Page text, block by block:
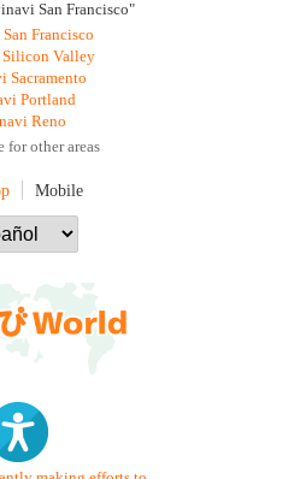
San Francisco"
Francisco
Valley
Sacramento
Portland
Reno
for other areas
Mobile